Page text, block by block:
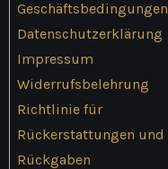
Geschäftsbedingungen
Datenschutzerklärung
Impressum
Widerrufsbelehrung
Richtlinie für
Rückerstattungen und
Rückgaben